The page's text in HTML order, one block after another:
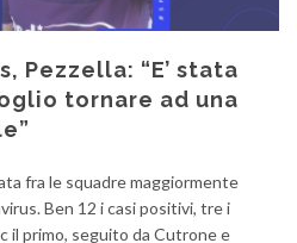
Pezzella: “E’ stata
tornare ad una
fra le squadre maggiormente
Ben 12 i casi positivi, tre i
il primo, seguito da Cutrone e